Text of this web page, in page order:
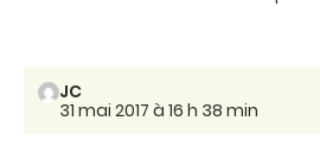
JC
31 mai 2017 à 16 h 38 min